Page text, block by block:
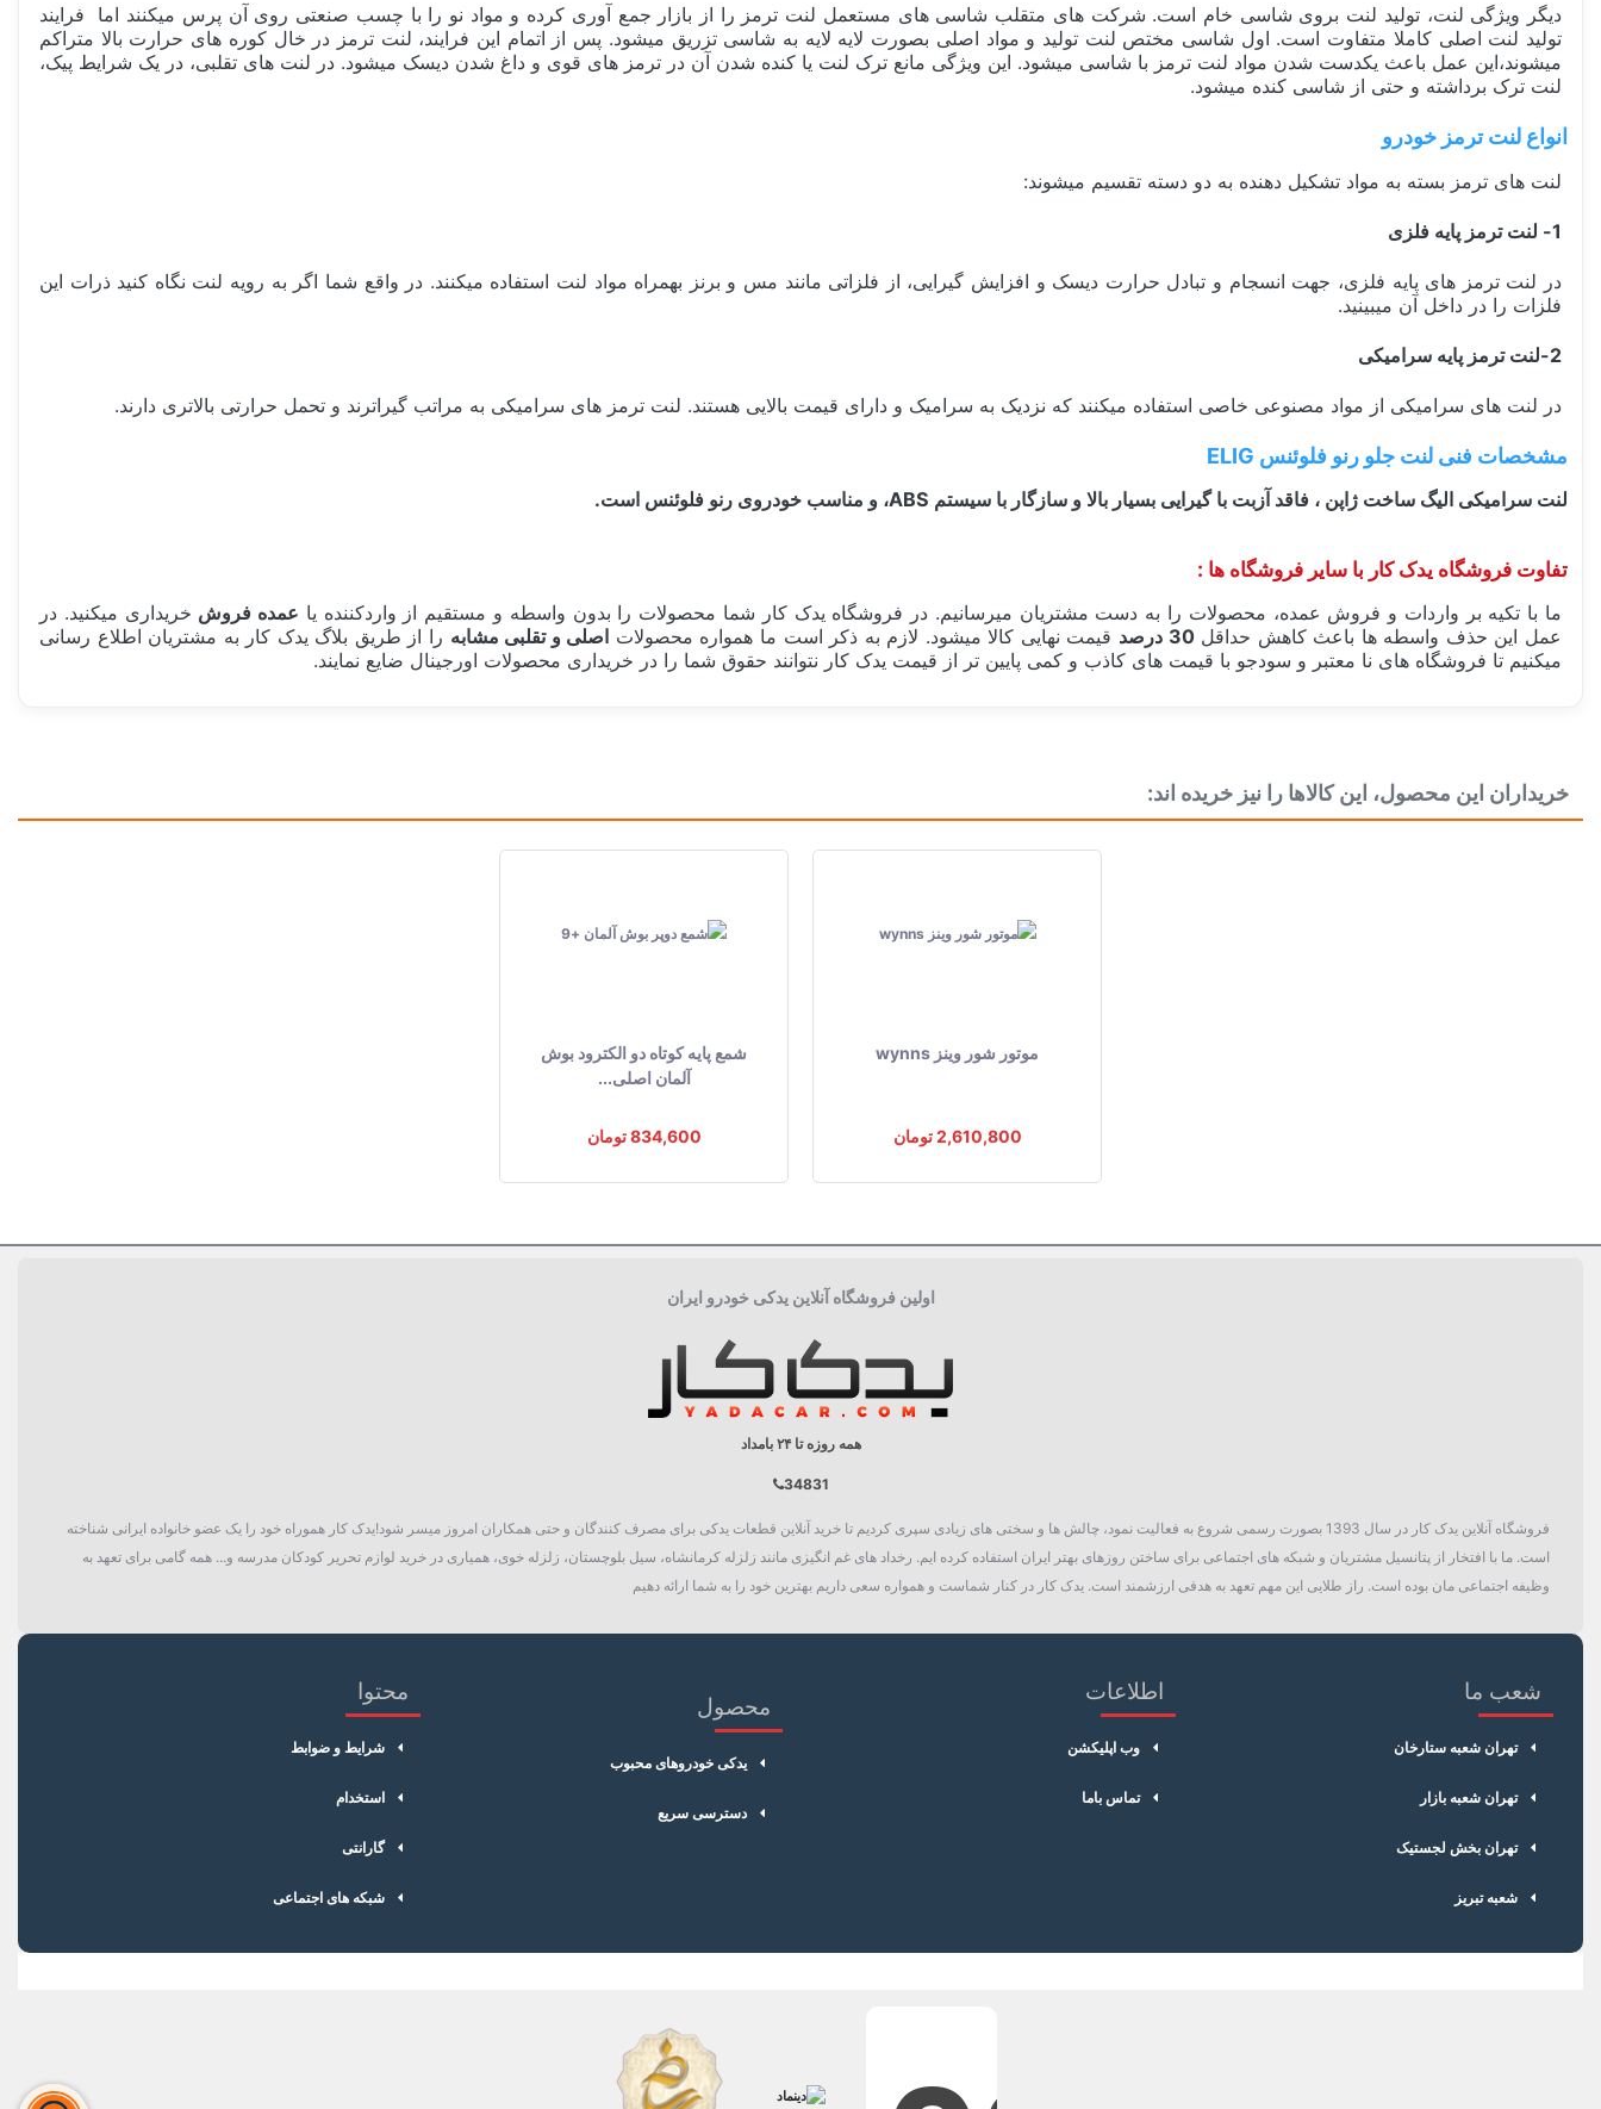
دیگر ویژگی لنت، تولید لنت بروی شاسی خام است. شرکت های متقلب شاسی های مستعمل لنت ترمز را از بازار جمع آوری کرده و مواد نو را با چسب صنعتی روی آن پرس میکنند اما فرایند
تولید لنت اصلی کاملا متفاوت است. اول شاسی مختص لنت تولید و مواد اصلی بصورت لایه لایه به شاسی تزریق میشود. پس از اتمام این فرایند، لنت ترمز در خال کوره های حرارت بالا متراکم
میشوند،این عمل باعث یکدست شدن مواد لنت ترمز با شاسی میشود. این ویژگی مانع ترک لنت یا کنده شدن آن در ترمز های قوی و داغ شدن دیسک میشود. در لنت های تقلبی، در یک شرایط پیک،
لنت ترک برداشته و حتی از شاسی کنده میشود.
انواع لنت ترمز خودرو
لنت های ترمز بسته به مواد تشکیل دهنده به دو دسته تقسیم میشوند:
1- لنت ترمز پایه فلزی
در لنت ترمز های پایه فلزی، جهت انسجام و تبادل حرارت دیسک و افزایش گیرایی، از فلزاتی مانند مس و برنز بهمراه مواد لنت استفاده میکنند. در واقع شما اگر به رویه لنت نگاه کنید ذرات این
فلزات را در داخل آن میبینید.
2-لنت ترمز پایه سرامیکی
در لنت های سرامیکی از مواد مصنوعی خاصی استفاده میکنند که نزدیک به سرامیک و دارای قیمت بالایی هستند. لنت ترمز های سرامیکی به مراتب گیراترند و تحمل حرارتی بالاتری دارند.
مشخصات فنی لنت جلو رنو فلوئنس ELIG
لنت سرامیکی الیگ ساخت ژاپن ، فاقد آزبت با گیرایی بسیار بالا و سازگار با سیستم ABS، و مناسب خودروی رنو فلوئنس است.
تفاوت فروشگاه یدک کار با سایر فروشگاه ها :
ما با تکیه بر واردات و فروش عمده، محصولات را به دست مشتریان میرسانیم. در فروشگاه یدک کار شما محصولات را بدون واسطه و مستقیم از واردکننده یا عمده فروش خریداری میکنید. در
عمل این حذف واسطه ها باعث کاهش حداقل30 درصد قیمت نهایی کالا میشود. لازم به ذکر است ما همواره محصولات اصلی و تقلبی مشابه را از طریق بلاگ یدک کار به مشتریان اطلاع رسانی
میکنیم تا فروشگاه های نا معتبر و سودجو با قیمت های کاذب و کمی پایین تر از قیمت یدک کار نتوانند حقوق شما را در خریداری محصولات اورجینال ضایع نمایند.
مشخصات فنی لنت
سیستم ترمز
خریداران این محصول، این کالاها را نیز خریده اند:
موتور شور وینز wynns
2,610,800 تومان
شمع پایه کوتاه دو الکترود بوش
آلمان اصلی...
834,600 تومان
اولین فروشگاه آنلاین یدکی خودرو ایران
همه روزه تا ۲۴ بامداد
34831
فروشگاه آنلاین یدک کار در سال 1393 بصورت رسمی شروع به فعالیت نمود، چالش ها و سختی های زیادی سپری کردیم تا خرید آنلاین قطعات یدکی برای مصرف کنندگان و حتی همکاران امروز میسر شود!یدک کار هموراه خود را یک عضو خانواده ایرانی شناخته
است. ما با افتخار از پتانسیل مشتریان و شبکه های اجتماعی برای ساختن روزهای بهتر ایران استفاده کرده ایم. رخداد های غم انگیزی مانند زلزله کرمانشاه، سیل بلوچستان، زلزله خوی، همیاری در خرید لوازم تحریر کودکان مدرسه و... همه گامی برای تعهد به
وظیفه اجتماعی مان بوده است. راز طلایی این مهم تعهد به هدفی ارزشمند است. یدک کار در کنار شماست و همواره سعی داریم بهترین خود را به شما ارائه دهیم
شعب ما
تهران شعبه ستارخان
تهران شعبه بازار
تهران بخش لجستیک
شعبه تبریز
اطلاعات
وب اپلیکشن
تماس باما
محصول
یدکی خودروهای محبوب
دسترسی سریع
محتوا
شرایط و ضوابط
استخدام
گارانتی
شبکه های اجتماعی